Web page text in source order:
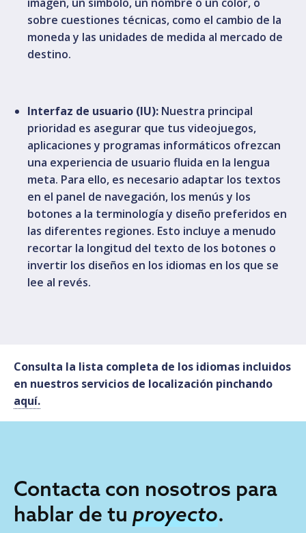
sobre cuestiones técnicas, como el cambio de la
moneda y las unidades de medida al mercado de
destino.
Interfaz de usuario (IU): Nuestra principal
prioridad es asegurar que tus videojuegos,
aplicaciones y programas informáticos ofrezcan
una experiencia de usuario fluida en la lengua
meta. Para ello, es necesario adaptar los textos
en el panel de navegación, los menús y los
botones a la terminología y diseño preferidos en
las diferentes regiones. Esto incluye a menudo
recortar la longitud del texto de los botones o
invertir los diseños en los idiomas en los que se
lee al revés.
Consulta la lista completa de los idiomas incluidos
en nuestros servicios de localización pinchando
aquí.
Contacta con nosotros para
hablar de tu proyecto.